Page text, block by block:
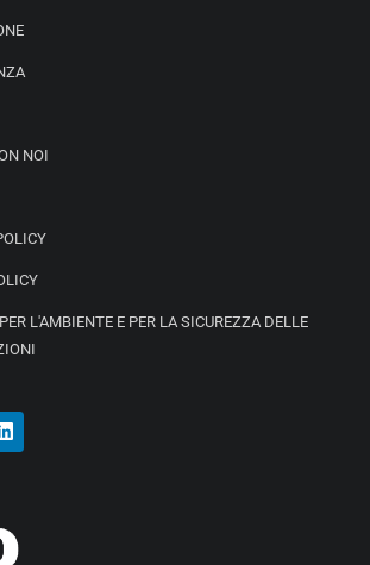
NOI
L'AMBIENTE E PER LA SICUREZZA DELLE